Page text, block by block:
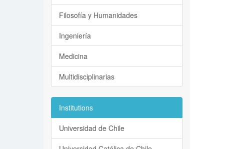
Filosofía y Humanidades
Ingeniería
Medicina
Multidisciplinarias
Institutions
Universidad de Chile